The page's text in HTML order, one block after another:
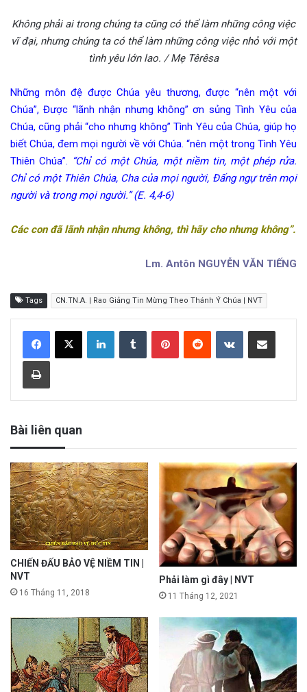
Không phải ai trong chúng ta cũng có thể làm những công việc
vĩ đại, nhưng chúng ta có thể làm những công việc nhỏ với một
tình yêu lớn lao. /Mẹ Têrêsa
Những môn đệ được Chúa yêu thương, được “nên một với
Chúa”, Được “lãnh nhận nhưng không” ơn sủng Tình Yêu của
Chúa, cũng phải “cho nhưng không” Tình Yêu của Chúa, giúp họ
biết Chúa, đem mọi người về với Chúa. “nên một trong Tình Yêu
Thiên Chúa”. “Chỉ có một Chúa, một niềm tin, một phép rửa.
Chỉ có một Thiên Chúa, Cha của mọi người, Đấng ngự trên mọi
người và trong mọi người.” (E. 4,4-6)
Các con đã lãnh nhận nhưng không, thì hãy cho nhưng không”.
Lm. Antôn NGUYỄN VĂN TIẾNG
Tags CN.TN.A. | Rao Giảng Tin Mừng Theo Thánh Ý Chúa | NVT
Bài liên quan
CHIẾN ĐẤU BẢO VỆ NIỀM TIN |
NVT
16 Tháng 11, 2018
Phải làm gì đây | NVT
11 Tháng 12, 2021